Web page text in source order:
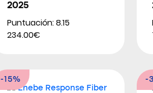
2025
Puntuación: 8.15
234.00€
-15% -